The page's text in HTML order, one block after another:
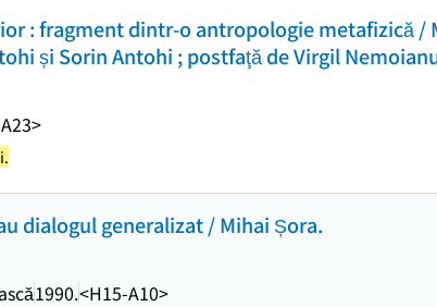
: fragment dintr-o antropologie metafizică /
și Sorin Antohi ; postfaţă de Virgil
dialogul generalizat / Mihai Șora.
1990.<H15-A10>